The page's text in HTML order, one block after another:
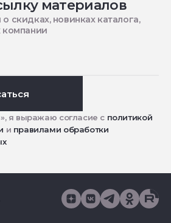
материалов
скидках, новинках каталога,
компании
я выражаю согласие с политикой
и правилами обработки